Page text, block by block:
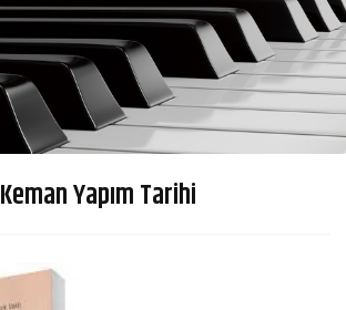
Keman Yapım Tarihi